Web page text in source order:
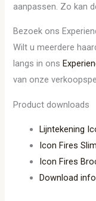
aanpassen. Zo kan
Bezoek ons
Wilt u meerdere
langs in ons
van onze
Product downloads
Lijntekening
Icon Fires
Icon Fires
Download